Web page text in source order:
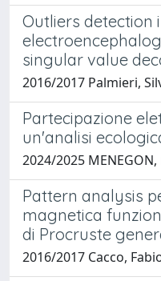
Outliers detection
singular value
2016/2017 Palmieri,
Partecipazione
un'analisi
2024/2025 MENEGON,
Pattern analysis
magnetica
di Procruste
2016/2017 Cacco,